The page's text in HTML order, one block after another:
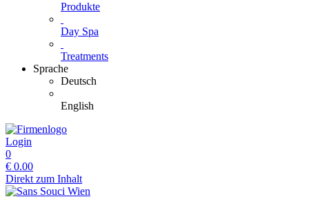
Produkte
Day Spa
Treatments
Sprache
Deutsch
English
Login
0
€ 0.00
Direkt zum Inhalt